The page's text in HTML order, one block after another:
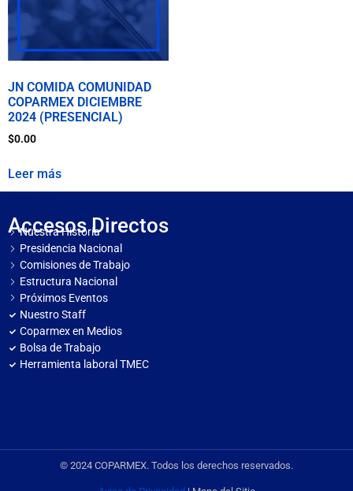
JN COMIDA COMUNIDAD
COPARMEX DICIEMBRE
2024 (PRESENCIAL)
$0.00
Leer más
Accesos Directos
Nuestra Historia
Presidencia Nacional
Comisiones de Trabajo
Estructura Nacional
Próximos Eventos
Nuestro Staff
Coparmex en Medios
Bolsa de Trabajo
Herramienta laboral TMEC
© 2024 COPARMEX. Todos los derechos reservados.